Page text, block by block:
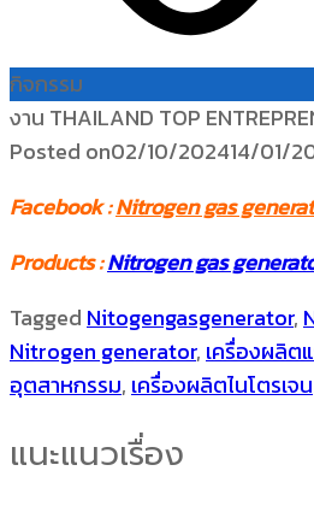
กิจกรรม
งาน THAILAND TOP
Posted on02/10/202414/01/
Facebook :Nitrogen gas
Products :Nitrogen gas
Tagged Nitogengasgenerator,
Nitrogen generator, เครื่องผลิต
อุตสาหกรรม, เครื่องผลิตไนโตรเจน
แนะแนวเรื่อง